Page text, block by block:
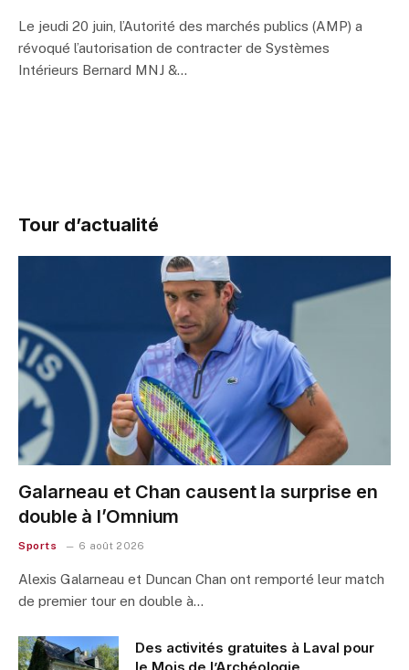
Le jeudi 20 juin, l’Autorité des marchés publics (AMP) a
révoqué l’autorisation de contracter de Systèmes
Intérieurs Bernard MNJ &…
Tour d’actualité
Galarneau et Chan causent la surprise en
double à l’Omnium
Sports 6 août 2026
Alexis Galarneau et Duncan Chan ont remporté leur match
de premier tour en double à…
Des activités gratuites à Laval pour